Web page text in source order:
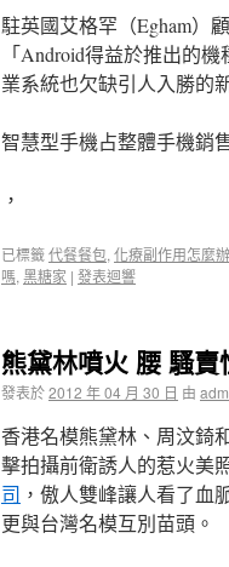
駐英國艾格罕（Egham）
「Android得益於推出的
業系統也欠缺引人入勝的
智慧型手機占整體手機銷
，
已標籤代餐餐包, 化療副作用怎麼辦
嗎, 黑糖家 | 發表迴響
熊黛林噴火 腰 騷
發表於2012 年 04 月 30 日 由
香港名模熊黛林、周汶錡
擊拍攝前衛誘人的惹火美
司 ，傲人雙峰讓人看了血
更與台灣名模互別苗頭。